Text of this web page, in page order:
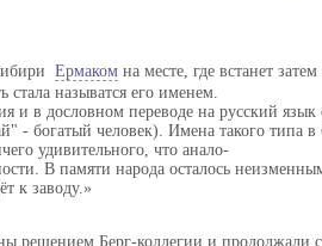
Ермаком на месте, где встанет
стала называтся его именем.
в дословном переводе на русский язык
- богатый человек). Имена такого типа
удивительного, что анало-
В памяти народа осталось
к заводу.
решением Берг-коллегии и продолжали